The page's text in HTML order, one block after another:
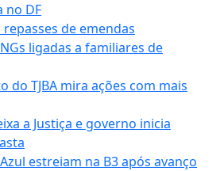
no DF
de emendas
ligadas a familiares de
do TJBA mira ações com mais
a Justiça e governo inicia
estreiam na B3 após avanço